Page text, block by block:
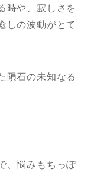
時や、寂しさを
しの波動がとて
隕石の未知なる
、悩みもちっぽ